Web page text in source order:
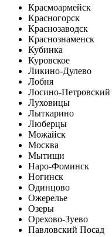
Красмоармейск
Красногорск
Краснозаводск
Краснознаменск
Кубинка
Куровское
Ликино-Дулево
Лобня
Лосино-Петровский
Луховицы
Лыткарино
Люберцы
Можайск
Москва
Мытищи
Наро-Фоминск
Ногинск
Одинцово
Ожерелье
Озеры
Орехово-Зуево
Павловский Посад